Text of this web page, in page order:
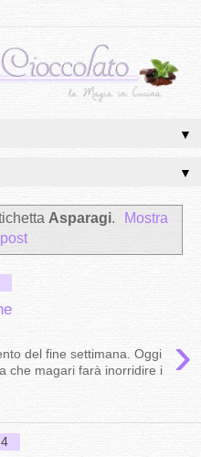
▼
▼
Asparagi.
Mostra
›
del fine settimana. Oggi
che magari farà inorridire i